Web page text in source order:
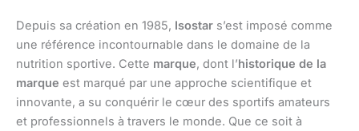
Depuis sa création en 1985, Isostar s’est imposé comme
une référence incontournable dans le domaine de la
nutrition sportive. Cette marque, dont l’historique de la
marque est marqué par une approche scientifique et
innovante, a su conquérir le cœur des sportifs amateurs
et professionnels à travers le monde. Que ce soit à